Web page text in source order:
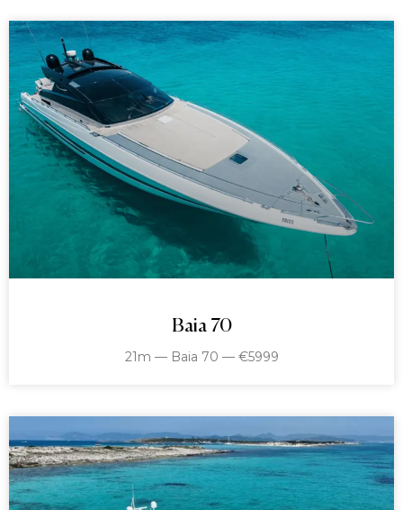
Baia 70
21m — Baia 70 — €5999